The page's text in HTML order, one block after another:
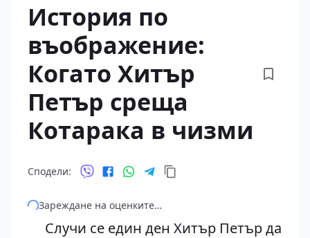
История по
въображение:
Когато Хитър
Петър среща
Котарака в чизми
Сподели:
Зареждане на оценките…
Случи се един ден Хитър Петър да